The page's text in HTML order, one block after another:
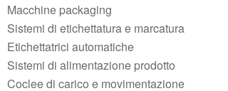
Macchine packaging
Sistemi di etichettatura e marcatura
Etichettatrici automatiche
Sistemi di alimentazione prodotto
Coclee di carico e movimentazione